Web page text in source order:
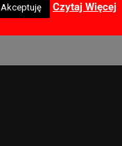
Akceptuję Czytaj Więcej